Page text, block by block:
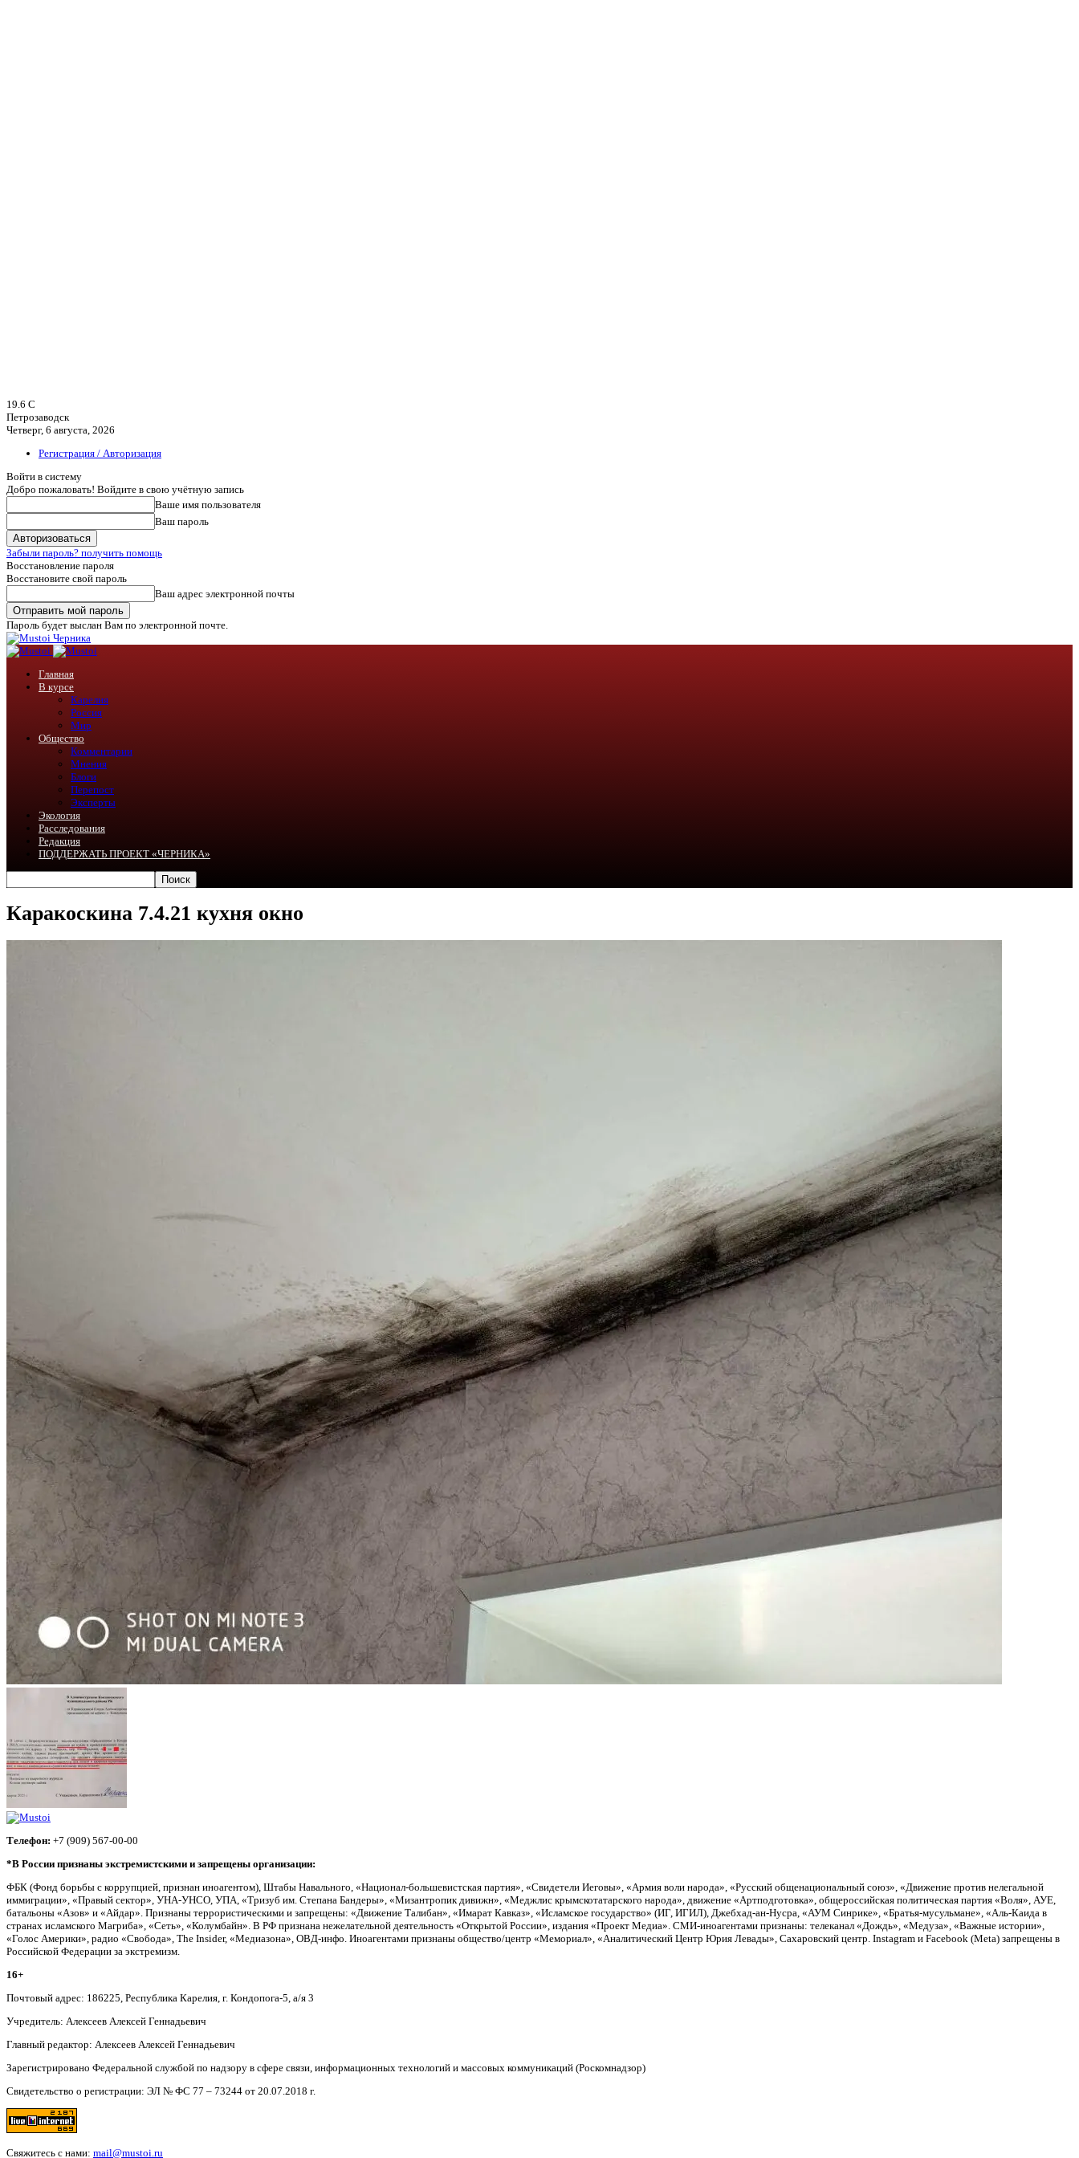
19.6 C
Петрозаводск
Четверг, 6 августа, 2026
Регистрация / Авторизация
Войти в систему
Добро пожаловать! Войдите в свою учётную запись
Ваше имя пользователя
Ваш пароль
Забыли пароль? получить помощь
Восстановление пароля
Восстановите свой пароль
Ваш адрес электронной почты
Пароль будет выслан Вам по электронной почте.
Черника
Главная
В курсе
Карелия
Россия
Мир
Общество
Комментарии
Мнения
Блоги
Перепост
Эксперты
Экология
Расследования
Редакция
ПОДДЕРЖАТЬ ПРОЕКТ «ЧЕРНИКА»
Каракоскина 7.4.21 кухня окно
Телефон: +7 (909) 567-00-00
*В России признаны экстремистскими и запрещены организации:
ФБК (Фонд борьбы с коррупцией, признан иноагентом), Штабы Навального, «Национал-большевистская партия», «Свидетели Иеговы», «Армия воли народа», «Русский общенациональный союз», «Движение против нелегальной
иммиграции», «Правый сектор», УНА-УНСО, УПА, «Тризуб им. Степана Бандеры», «Мизантропик дивижн», «Меджлис крымскотатарского народа», движение «Артподготовка», общероссийская политическая партия «Воля», АУЕ,
батальоны «Азов» и «Айдар». Признаны террористическими и запрещены: «Движение Талибан», «Имарат Кавказ», «Исламское государство» (ИГ, ИГИЛ), Джебхад-ан-Нусра, «АУМ Синрике», «Братья-мусульмане», «Аль-Каида в
странах исламского Магриба», «Сеть», «Колумбайн». В РФ признана нежелательной деятельность «Открытой России», издания «Проект Медиа». СМИ-иноагентами признаны: телеканал «Дождь», «Медуза», «Важные истории»,
«Голос Америки», радио «Свобода», The Insider, «Медиазона», ОВД-инфо. Иноагентами признаны общество/центр «Мемориал», «Аналитический Центр Юрия Левады», Сахаровский центр. Instagram и Facebook (Metа) запрещены в
Российской Федерации за экстремизм.
16+
Почтовый адрес: 186225, Республика Карелия, г. Кондопога-5, а/я 3
Учредитель: Алексеев Алексей Геннадьевич
Главный редактор: Алексеев Алексей Геннадьевич
Зарегистрировано Федеральной службой по надзору в сфере связи, информационных технологий и массовых коммуникаций (Роскомнадзор)
Свидетельство о регистрации: ЭЛ № ФС 77 – 73244 от 20.07.2018 г.
Свяжитесь с нами: mail@mustoi.ru